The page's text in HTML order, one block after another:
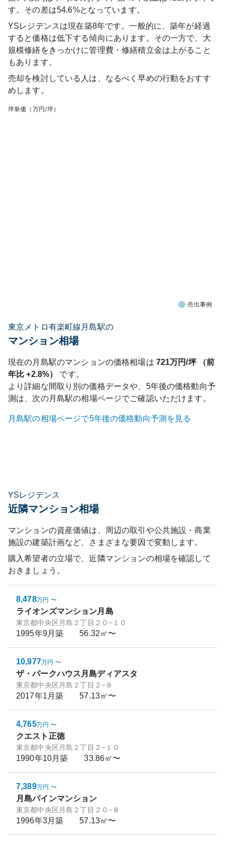
す。その差は54.6%となっています。
YSレジデンスは現在築8年です。一般的に、築年が経過
すると価格は低下する傾向にあります。その一方で、大
規模修繕をきっかけに管理費・修繕積立金は上がること
もあります。
売却を検討している人は、なるべく早めの行動をおすす
めします。
坪単価（万円/坪）
売出事例
東京メトロ有楽町線月島駅の
マンション相場
現在の月島駅のマンションの価格相場は 721万円/坪 （前
年比+2.8%）
です。
より詳細な間取り別の価格データや、5年後の価格動向予
測は、次の月島駅の相場ページでご確認いただけます。
月島駅の相場ページで5年後の価格動向予測を見る
YSレジデンス
近隣マンション相場
マンションの資産価値は、周辺の取引や公共施設・商業
施設の建築計画など、さまざまな要因で変動します。
購入希望者の立場で、近隣マンションの相場を確認して
おきましょう。
8,478万円 〜
ライオンズマンション月島
東京都中央区月島２丁目２０−１０
1995年9月築 56.32㎡〜
10,977万円 〜
ザ・パークハウス月島ディアスタ
東京都中央区月島２丁目２−８
2017年1月築 57.13㎡〜
4,765万円 〜
クエスト正徳
東京都中央区月島２丁目２−１０
1990年10月築 33.86㎡〜
7,389万円 〜
月島パインマンション
東京都中央区月島２丁目２０−８
1996年3月築 57.13㎡〜